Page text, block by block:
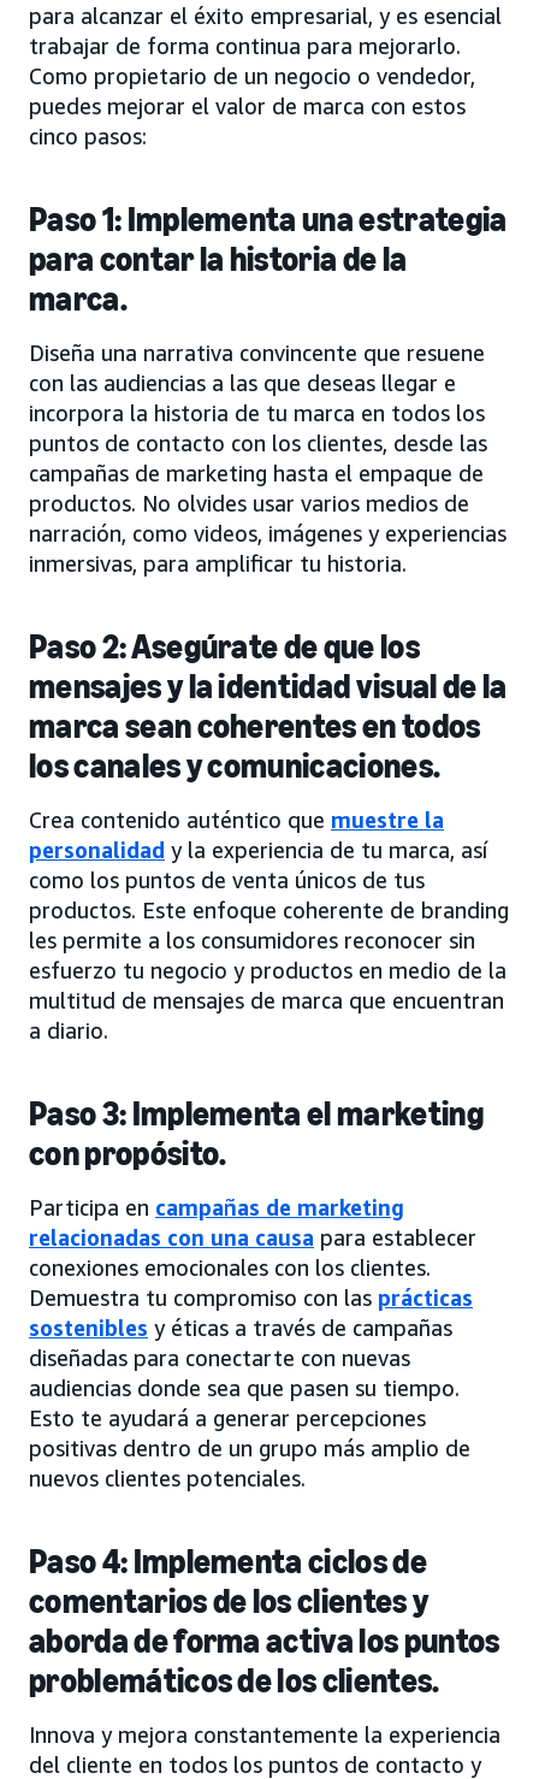
para alcanzar el éxito empresarial, y es esencial
trabajar de forma continua para mejorarlo.
Como propietario de un negocio o vendedor,
puedes mejorar el valor de marca con estos
cinco pasos:
Paso 1: Implementa una estrategia
para contar la historia de la
marca.
Diseña una narrativa convincente que resuene
con las audiencias a las que deseas llegar e
incorpora la historia de tu marca en todos los
puntos de contacto con los clientes, desde las
campañas de marketing hasta el empaque de
productos. No olvides usar varios medios de
narración, como videos, imágenes y experiencias
inmersivas, para amplificar tu historia.
Paso 2: Asegúrate de que los
mensajes y la identidad visual de la
marca sean coherentes en todos
los canales y comunicaciones.
Crea contenido auténtico que muestre la
personalidad y la experiencia de tu marca, así
como los puntos de venta únicos de tus
productos. Este enfoque coherente de branding
les permite a los consumidores reconocer sin
esfuerzo tu negocio y productos en medio de la
multitud de mensajes de marca que encuentran
a diario.
Paso 3: Implementa el marketing
con propósito.
Participa en campañas de marketing
relacionadas con una causa para establecer
conexiones emocionales con los clientes.
Demuestra tu compromiso con las prácticas
sostenibles y éticas a través de campañas
diseñadas para conectarte con nuevas
audiencias donde sea que pasen su tiempo.
Esto te ayudará a generar percepciones
positivas dentro de un grupo más amplio de
nuevos clientes potenciales.
Paso 4: Implementa ciclos de
comentarios de los clientes y
aborda de forma activa los puntos
problemáticos de los clientes.
Innova y mejora constantemente la experiencia
del cliente en todos los puntos de contacto y